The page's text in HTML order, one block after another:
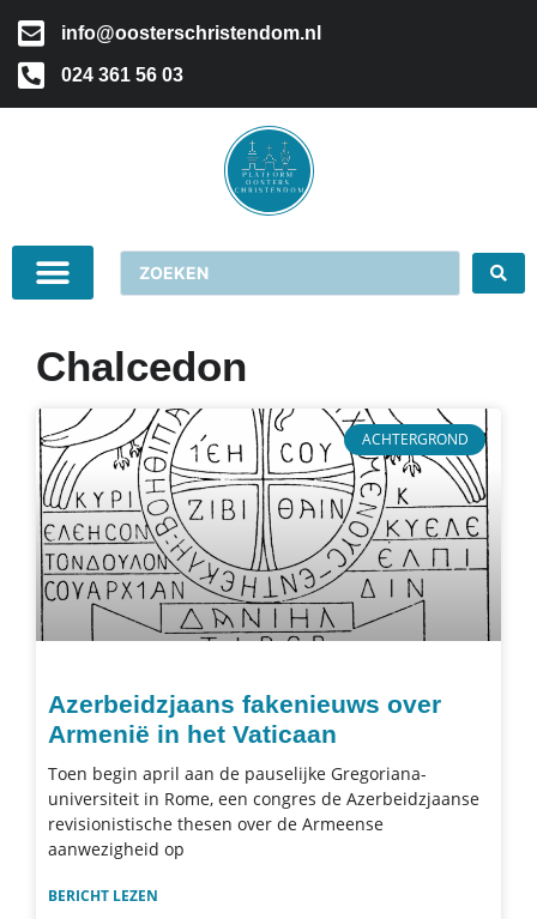
info@oosterschristendom.nl
024 361 56 03
Chalcedon
ACHTERGROND
Azerbeidzjaans fakenieuws over
Armenië in het Vaticaan
Toen begin april aan de pauselijke Gregoriana-
universiteit in Rome, een congres de Azerbeidzjaanse
revisionistische thesen over de Armeense
aanwezigheid op
BERICHT LEZEN